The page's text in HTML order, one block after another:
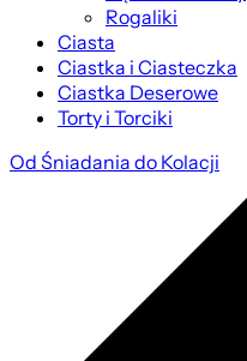
Rogaliki
Ciasta
Ciastka i Ciasteczka
Ciastka Deserowe
Torty i Torciki
Od Śniadania do Kolacji